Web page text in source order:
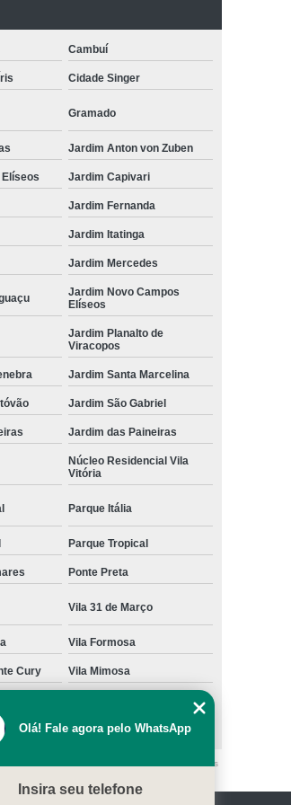
Cambuí
Cidade Singer
Gramado
Jardim Anton von Zuben
Jardim Capivari
Jardim Fernanda
Jardim Itatinga
Jardim Mercedes
Jardim Novo Campos
Elíseos
Jardim Planalto de
Viracopos
Jardim Santa Marcelina
Jardim São Gabriel
Jardim das Paineiras
Núcleo Residencial Vila
Vitória
Parque Itália
Parque Tropical
Ponte Preta
Vila 31 de Março
Vila Formosa
Cury Vila Mimosa
do Código Penal –
Lei 9610/98 - Lei de direitos
Olá! Fale agora pelo WhatsApp
Insira seu telefone